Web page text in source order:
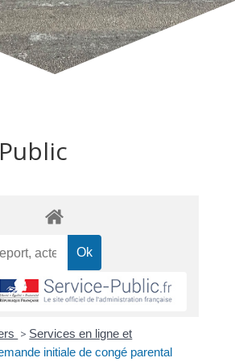
> Services en ligne et
initiale de congé parental